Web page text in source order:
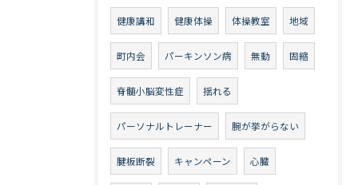
健康講和 健康体操 体操教室 地域
町内会 パーキンソン病 無動 固縮
脊髄小脳変性症 揺れる
パーソナルトレーナー 腕が挙がらない
腱板断裂 キャンペーン 心臓